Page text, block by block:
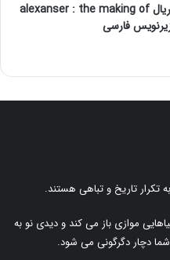
نقد و بررسی سریال alexanser : the making of
تکرار تاریخ و تباهی هستند.
موازی باز می کند و دیدی نو به
دچار دگرگونی می شود.